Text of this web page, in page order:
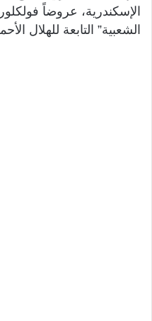
الإسكندرية، عروضاً
الشعبية” التابعة للهلال